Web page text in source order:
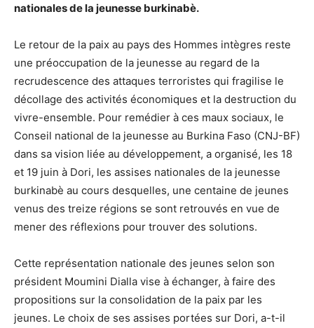
nationales de la jeunesse burkinabè.
Le retour de la paix au pays des Hommes intègres reste
une préoccupation de la jeunesse au regard de la
recrudescence des attaques terroristes qui fragilise le
décollage des activités économiques et la destruction du
vivre-ensemble. Pour remédier à ces maux sociaux, le
Conseil national de la jeunesse au Burkina Faso (CNJ-BF)
dans sa vision liée au développement, a organisé, les 18
et 19 juin à Dori, les assises nationales de la jeunesse
burkinabè au cours desquelles, une centaine de jeunes
venus des treize régions se sont retrouvés en vue de
mener des réflexions pour trouver des solutions.
Cette représentation nationale des jeunes selon son
président Moumini Dialla vise à échanger, à faire des
propositions sur la consolidation de la paix par les
jeunes. Le choix de ses assises portées sur Dori, a-t-il